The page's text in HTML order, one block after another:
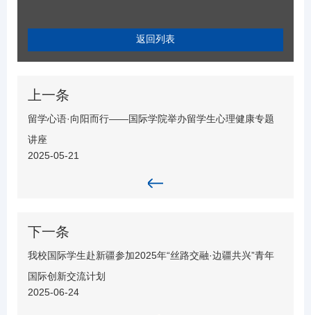
返回列表
上一条
留学心语·向阳而行——国际学院举办留学生心理健康专题
讲座
2025-05-21
下一条
我校国际学生赴新疆参加2025年“丝路交融·边疆共兴”青年
国际创新交流计划
2025-06-24